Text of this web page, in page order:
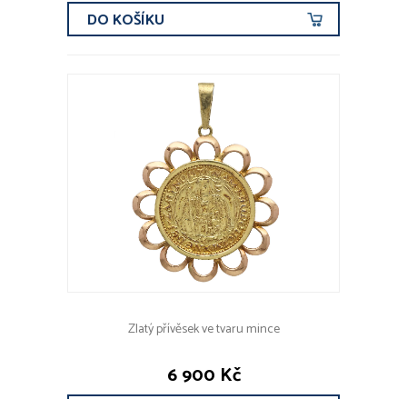
DO KOŠÍKU
Zlatý přívěsek ve tvaru mince
6 900 Kč